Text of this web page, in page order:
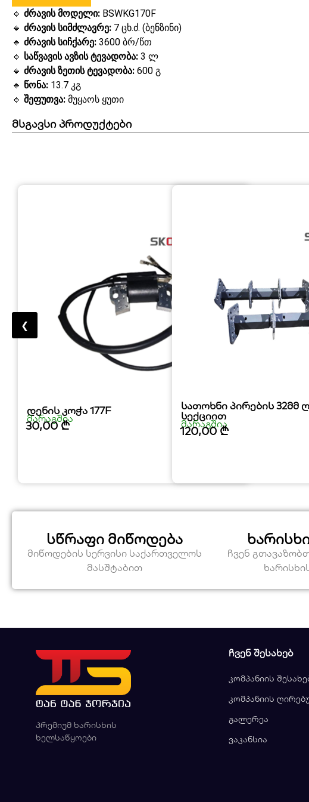
🔹 ძრავის მოდელი: BSWKG170F
🔹 ძრავის სიმძლავრე: 7 ცხ.ძ. (ბენზინი)
🔹 ძრავის სიჩქარე: 3600 ბრ/წთ
🔹 საწვავის ავზის ტევადობა: 3 ლ
🔹 ძრავის ზეთის ტევადობა: 600 გ
🔹 წონა: 13.7 კგ
🔹 შეფუთვა: მუყაოს ყუთი
მსგავსი პროდუქტები
დენის კოჭა 177F
მარაგშია
30,00₾
სათოხნი პირების 32მმ
სექციით
მარაგშია
120,00₾
❮
სწრაფი მიწოდება
მიწოდების სერვისი საქართველოს
მასშტაბით
ჩვენ
პრემიუმ ხარისხის
ხელსაწყოები
ᲩᲕᲔᲜ ᲨᲔᲡᲐᲮᲔᲑ
კომპანიის
კომპანიის
გალერეა
ვაკანსია